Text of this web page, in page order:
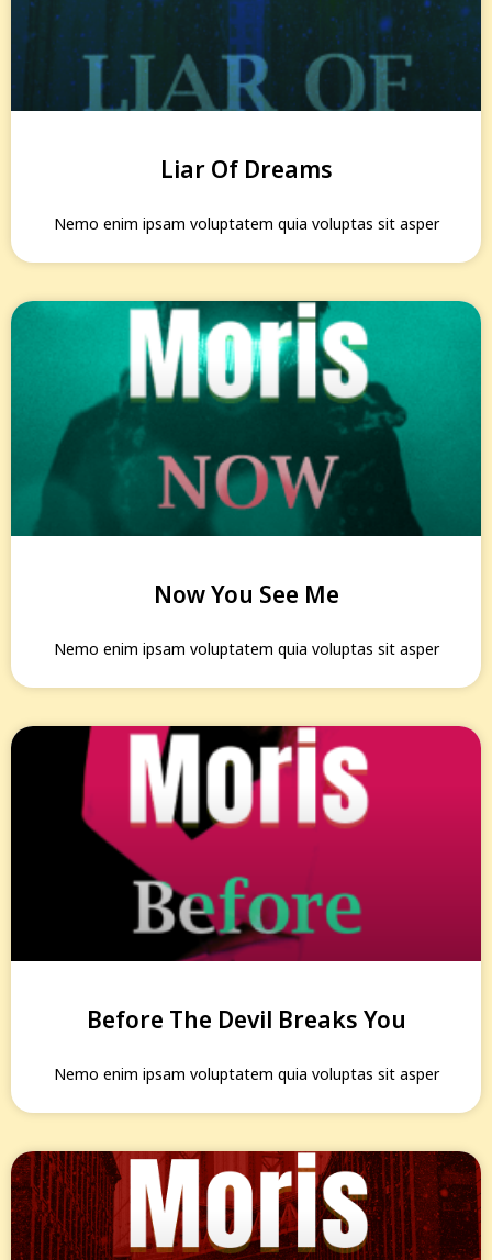
Liar Of Dreams
Nemo enim ipsam voluptatem quia voluptas sit asper
Now You See Me
Nemo enim ipsam voluptatem quia voluptas sit asper
Before The Devil Breaks You
Nemo enim ipsam voluptatem quia voluptas sit asper